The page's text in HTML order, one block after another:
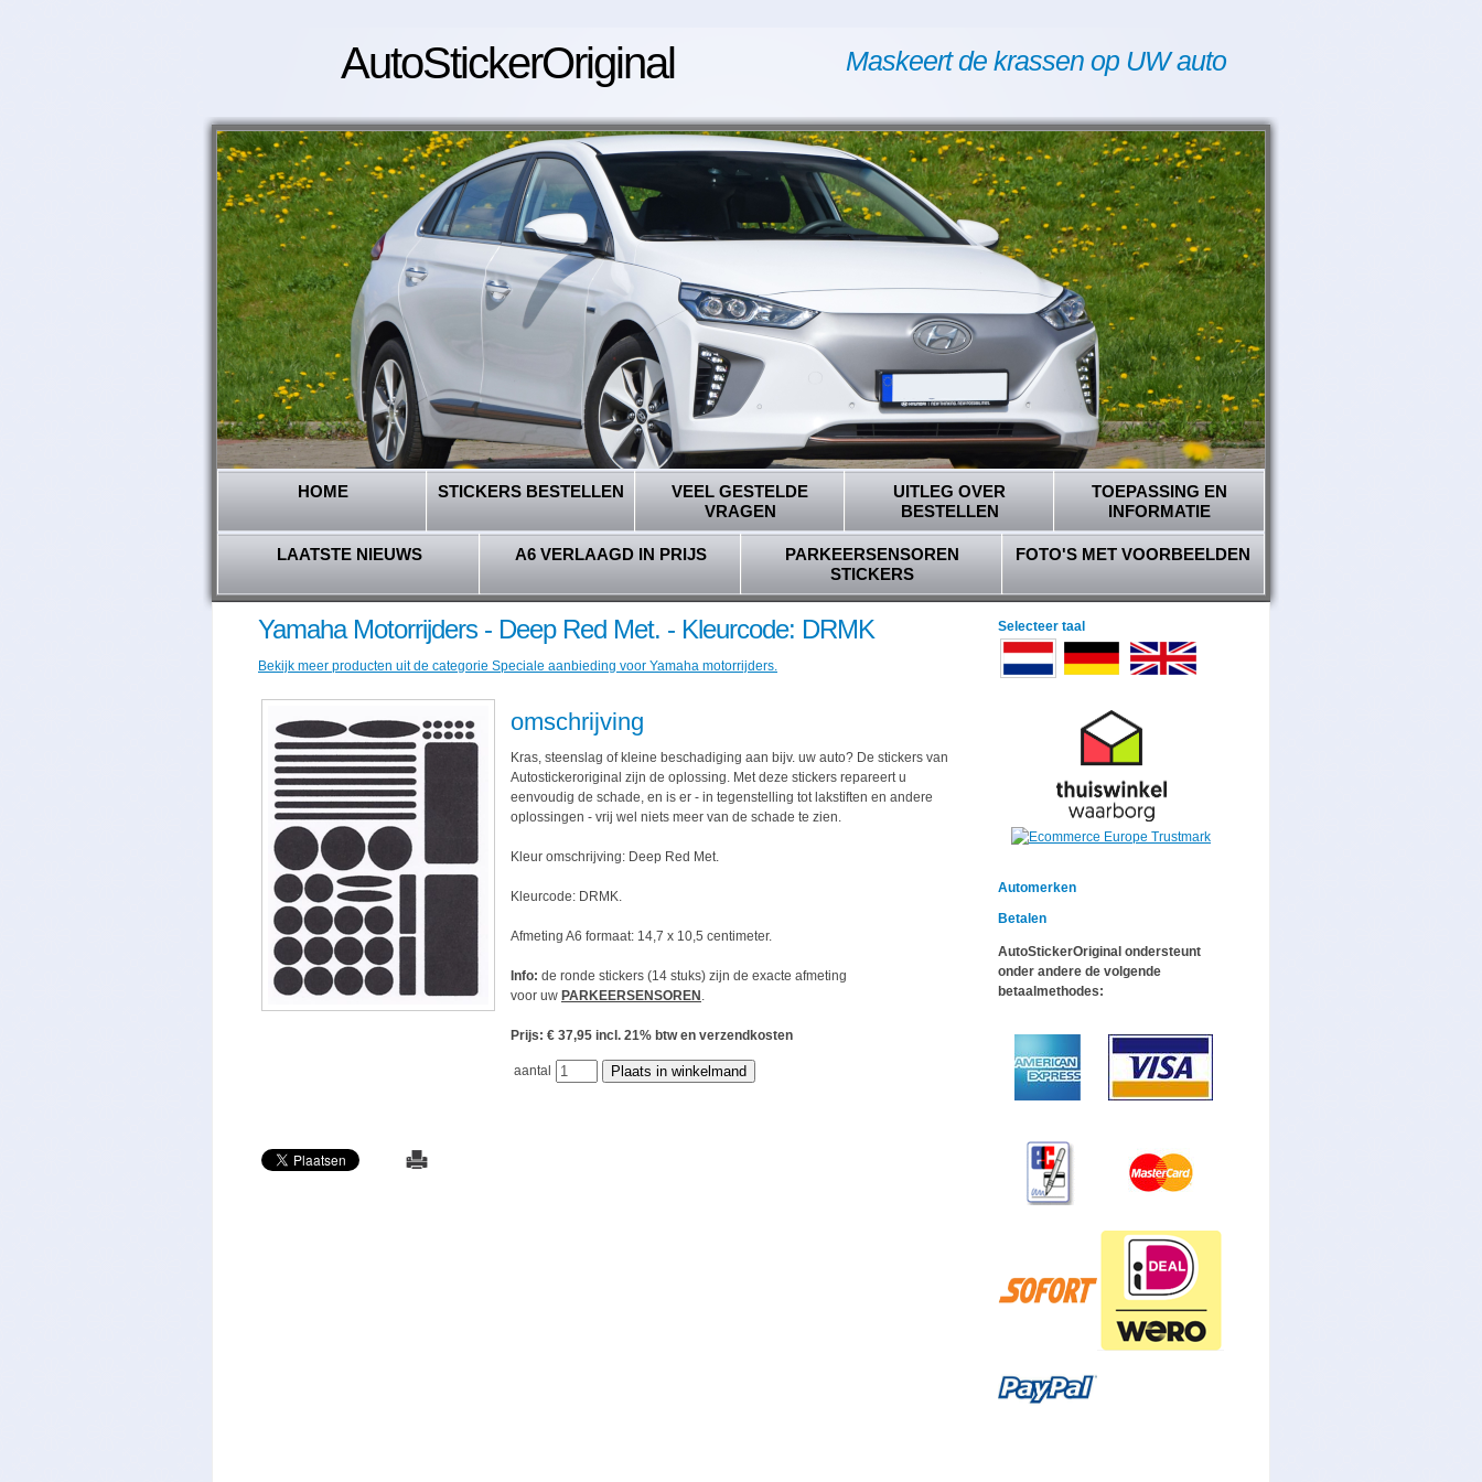
AutoStickerOriginal Maskeert de krassen op UW auto
HOME STICKERS BESTELLEN
VEEL GESTELDE
VRAGEN
UITLEG OVER
BESTELLEN
TOEPASSING EN
INFORMATIE
LAATSTE NIEUWS A6 VERLAAGD IN PRIJS
PARKEERSENSOREN
STICKERS
FOTO'S MET VOORBEELDEN
Yamaha Motorrijders - Deep Red Met. - Kleurcode: DRMK
Bekijk meer producten uit de categorie Speciale aanbieding voor Yamaha motorrijders.
omschrijving
Kras, steenslag of kleine beschadiging aan bijv. uw auto? De stickers van
Autostickeroriginal zijn de oplossing. Met deze stickers repareert u
eenvoudig de schade, en is er - in tegenstelling tot lakstiften en andere
oplossingen - vrij wel niets meer van de schade te zien.
Kleur omschrijving: Deep Red Met.
Kleurcode: DRMK.
Afmeting A6 formaat: 14,7 x 10,5 centimeter.
Info: de ronde stickers (14 stuks) zijn de exacte afmeting
voor uw PARKEERSENSOREN .
Prijs: € 37,95 incl. 21% btw en verzendkosten
aantal
Selecteer taal
Automerken
Betalen
AutoStickerOriginal ondersteunt
onder andere de volgende
betaalmethodes: